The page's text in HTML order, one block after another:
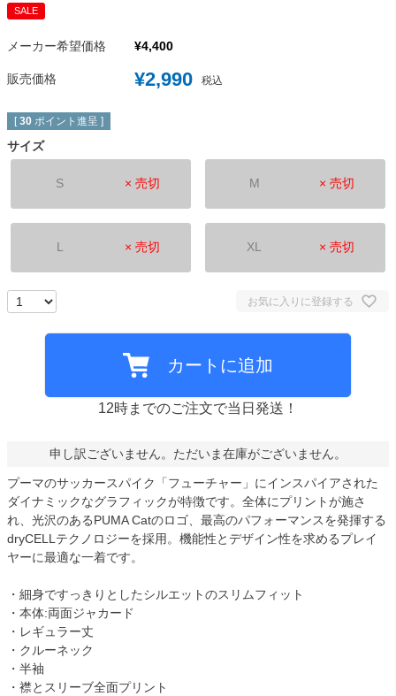
SALE
メーカー希望価格 ¥4,400
販売価格 ¥2,990 税込
[ 30 ポイント進呈 ]
サイズ
S × 売切 M × 売切
L × 売切 XL × 売切
お気に入りに登録する
カートに追加
12時までのご注文で当日発送！
申し訳ございません。ただいま在庫がございません。
プーマのサッカースパイク「フューチャー」にインスパイアされた
ダイナミックなグラフィックが特徴です。全体にプリントが施さ
れ、光沢のあるPUMA Catのロゴ、最高のパフォーマンスを発揮する
dryCELLテクノロジーを採用。機能性とデザイン性を求めるプレイ
ヤーに最適な一着です。
・細身ですっきりとしたシルエットのスリムフィット
・本体:両面ジャカード
・レギュラー丈
・クルーネック
・半袖
・襟とスリーブ全面プリント